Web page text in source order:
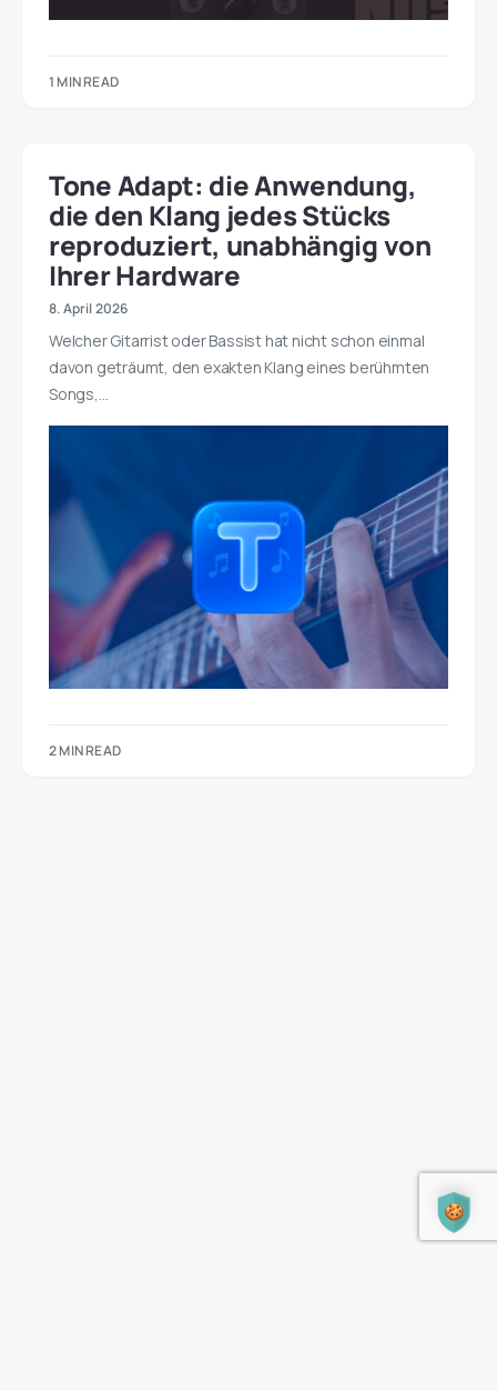
1 MIN READ
Tone Adapt: die Anwendung,
die den Klang jedes Stücks
reproduziert, unabhängig von
Ihrer Hardware
8. April 2026
Welcher Gitarrist oder Bassist hat nicht schon einmal
davon geträumt, den exakten Klang eines berühmten
Songs,…
2 MIN READ